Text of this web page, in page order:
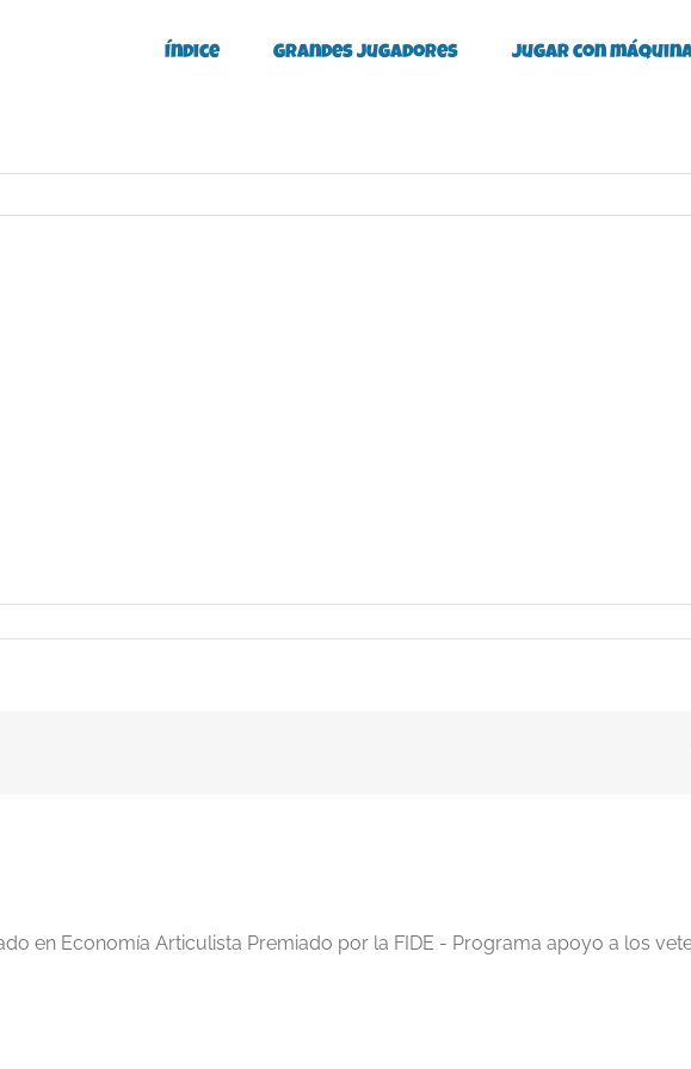
Índice Grandes Jugadores Jugar con
en Economía Articulista Premiado por la FIDE - Programa apoyo a los